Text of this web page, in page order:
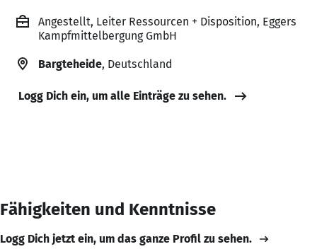
Angestellt, Leiter Ressourcen + Disposition, Eggers
Kampfmittelbergung GmbH
Bargteheide, Deutschland
Logg Dich ein, um alle Einträge zu sehen.
Fähigkeiten und Kenntnisse
Logg Dich jetzt ein, um das ganze Profil zu sehen.